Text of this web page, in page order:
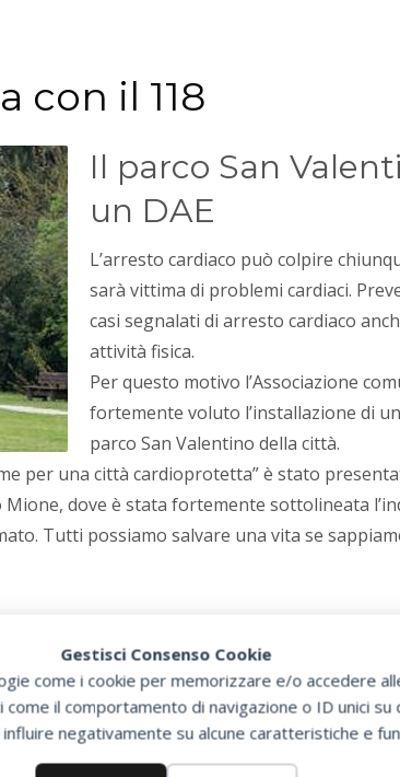
Gestisci Consenso Cookie
come i cookie per memorizzare e/o accedere
il comportamento di navigazione o ID unici
negativamente su alcune caratteristiche e
con il 118
Il parco San
un DAE
L’arresto cardiaco può colpire
sarà vittima di problemi cardiaci.
casi segnalati di arresto cardiaco
attività fisica.
Per questo motivo l’Associazione
fortemente voluto l’installazione di
parco San Valentino della città.
per una città cardioprotetta” è stato
dove è stata fortemente sottolineata
Tutti possiamo salvare una vita se
geolocalizzatore che parte quando viene
e rimane in contatto con chi sta prestando il
vittima di malore e aiutando un intervento
a mantenere la calma e ad intervenire nella